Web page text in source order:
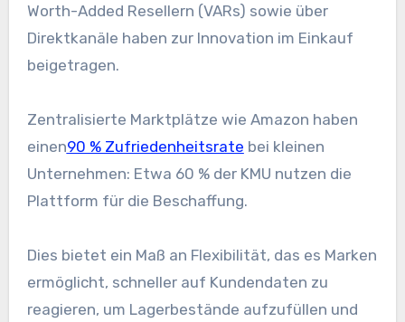
Worth-Added Resellern (VARs) sowie über
Direktkanäle haben zur Innovation im Einkauf
beigetragen.
Zentralisierte Marktplätze wie Amazon haben
einen90 % Zufriedenheitsrate bei kleinen
Unternehmen: Etwa 60 % der KMU nutzen die
Plattform für die Beschaffung.
Dies bietet ein Maß an Flexibilität, das es Marken
ermöglicht, schneller auf Kundendaten zu
reagieren, um Lagerbestände aufzufüllen und